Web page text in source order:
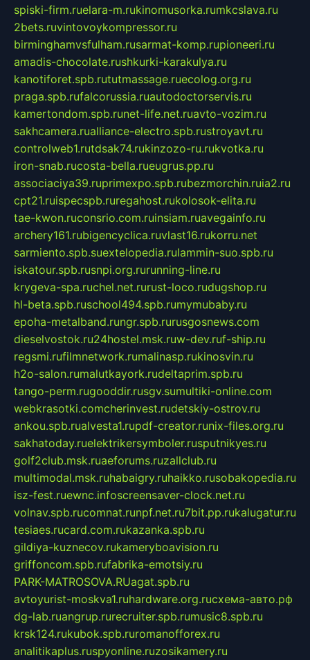
spiski-firm.ruelara-m.rukinomusorka.rumkcslava.ru
2bets.ruvintovoykompressor.ru
birminghamvsfulham.rusarmat-komp.rupioneeri.ru
amadis-chocolate.rushkurki-karakulya.ru
kanotiforet.spb.rututmassage.ruecolog.org.ru
praga.spb.rufalcorussia.ruautodoctorservis.ru
kamertondom.spb.runet-life.net.ruavto-vozim.ru
sakhcamera.rualliance-electro.spb.rustroyavt.ru
controlweb1.rutdsak74.rukinzozo-ru.rukvotka.ru
iron-snab.rucosta-bella.rueugrus.pp.ru
associaciya39.ruprimexpo.spb.rubezmorchin.ruia2.ru
cpt21.ruispecspb.ruregahost.rukolosok-elita.ru
tae-kwon.ruconsrio.com.ruinsiam.ruavegainfo.ru
archery161.rubigencyclica.ruvlast16.rukorru.net
sarmiento.spb.suextelopedia.rulammin-suo.spb.ru
iskatour.spb.rusnpi.org.rurunning-line.ru
krygeva-spa.ruchel.net.rurust-loco.rudugshop.ru
hl-beta.spb.ruschool494.spb.rumymubaby.ru
epoha-metalband.rungr.spb.rurusgosnews.com
dieselvostok.ru24hostel.msk.ruw-dev.ruf-ship.ru
regsmi.rufilmnetwork.rumalinasp.rukinosvin.ru
h2o-salon.rumalutkayork.rudeltaprim.spb.ru
tango-perm.rugooddir.rusgv.sumultiki-online.com
webkrasotki.comcherinvest.rudetskiy-ostrov.ru
ankou.spb.rualvesta1.rupdf-creator.runix-files.org.ru
sakhatoday.ruelektrikersymboler.rusputnikyes.ru
golf2club.msk.ruaeforums.ruzallclub.ru
multimodal.msk.ruhabaigry.ruhaikko.rusobakopedia.ru
isz-fest.ruewnc.infoscreensaver-clock.net.ru
volnav.spb.rucomnat.runpf.net.ru7bit.pp.rukalugatur.ru
tesiaes.rucard.com.rukazanka.spb.ru
gildiya-kuznecov.rukameryboavision.ru
griffoncom.spb.rufabrika-emotsiy.ru
PARK-MATROSOVA.RUagat.spb.ru
avtoyurist-moskva1.ruhardware.org.ruсхема-авто.рф
dg-lab.ruangrup.rurecruiter.spb.rumusic8.spb.ru
krsk124.rukubok.spb.ruromanofforex.ru
analitikaplus.ruspyonline.ruzosikamery.ru